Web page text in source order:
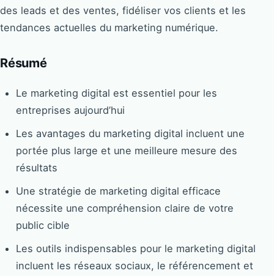
des leads et des ventes, fidéliser vos clients et les
tendances actuelles du marketing numérique.
Résumé
Le marketing digital est essentiel pour les
entreprises aujourd’hui
Les avantages du marketing digital incluent une
portée plus large et une meilleure mesure des
résultats
Une stratégie de marketing digital efficace
nécessite une compréhension claire de votre
public cible
Les outils indispensables pour le marketing digital
incluent les réseaux sociaux, le référencement et